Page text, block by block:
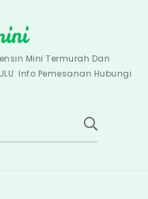
Mini Termurah Dan
Info Pemesanan Hubungi